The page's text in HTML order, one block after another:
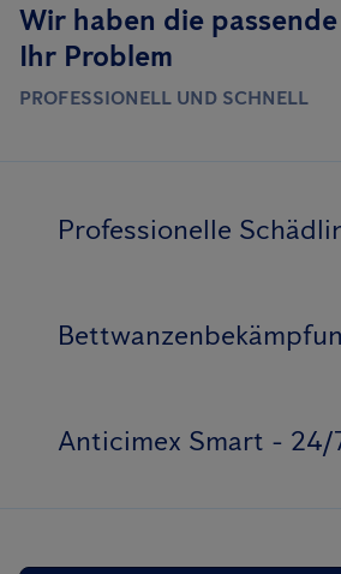
Wir haben die
Ihr Problem
PROFESSIONELL UND SCHNELL
Professionelle
Anticimex Smart -